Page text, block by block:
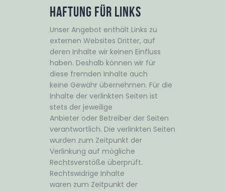
Haftung für Links
Unser Angebot enthält Links zu
externen Websites Dritter, auf
deren Inhalte wir keinen Einfluss
haben. Deshalb können wir für
diese fremden Inhalte auch
keine Gewähr übernehmen. Für die
Inhalte der verlinkten Seiten ist
stets der jeweilige
Anbieter oder Betreiber der Seiten
verantwortlich. Die verlinkten Seiten
wurden zum Zeitpunkt der
Verlinkung auf mögliche
Rechtsverstöße überprüft.
Rechtswidrige Inhalte
waren zum Zeitpunkt der